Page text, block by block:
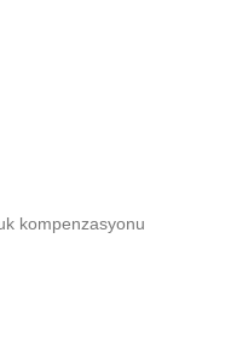
kompenzasyonu